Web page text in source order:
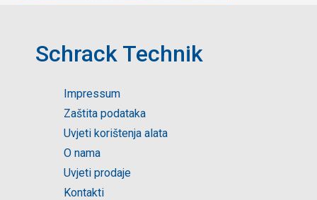
Schrack Technik
Impressum
Zaštita podataka
Uvjeti korištenja alata
O nama
Uvjeti prodaje
Kontakti